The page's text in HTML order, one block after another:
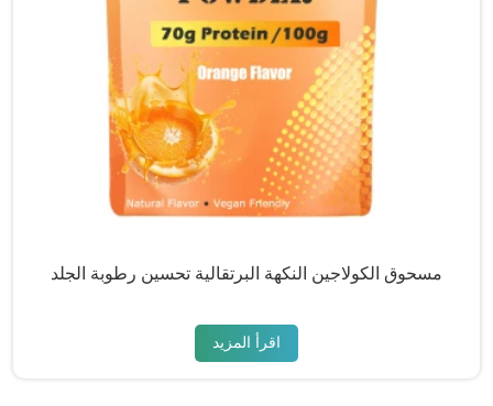
مسحوق الكولاجين النكهة البرتقالية تحسين رطوبة الجلد
اقرأ المزيد